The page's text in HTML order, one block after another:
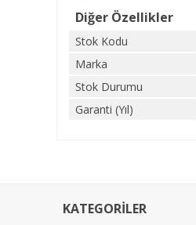
Diğer Özellikler
Stok Kodu
Marka
Stok Durumu
Garanti (Yıl)
KATEGORİLER